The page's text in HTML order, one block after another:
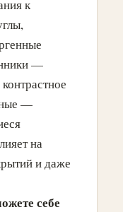
к
—
—
на
и даже
себе